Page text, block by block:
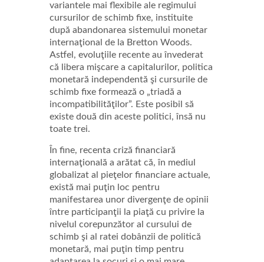
variantele mai flexibile ale regimului
cursurilor de schimb fixe, instituite
după abandonarea sistemului monetar
internaţional de la Bretton Woods.
Astfel, evoluţiile recente au învederat
că libera mişcare a capitalurilor, politica
monetară independentă şi cursurile de
schimb fixe formează o „triadă a
incompatibilităţilor”. Este posibil să
existe două din aceste politici, însă nu
toate trei.
În fine, recenta criză financiară
internaţională a arătat că, în mediul
globalizat al pieţelor financiare actuale,
există mai puţin loc pentru
manifestarea unor divergenţe de opinii
între participanţii la piaţă cu privire la
nivelul corepunzător al cursului de
schimb şi al ratei dobânzii de politică
monetară, mai puţin timp pentru